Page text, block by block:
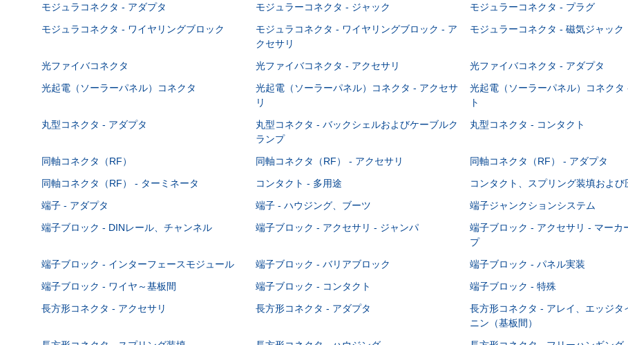
モジュラコネクタ - アダプタ モジュラーコネクタ - ジャック モジュラーコネクタ - プラグ
モジュラコネクタ - ワイヤリングブロック
モジュラコネクタ - ワイヤリングブロック - ア
クセサリ
モジュラーコネクタ - 磁気ジャック
光ファイバコネクタ 光ファイバコネクタ - アクセサリ 光ファイバコネクタ - アダプタ
光起電（ソーラーパネル）コネクタ
光起電（ソーラーパネル）コネクタ - アクセサ
リ
光起電（ソーラーパネル）コネクタ
ト
丸型コネクタ - アダプタ
丸型コネクタ - バックシェルおよびケーブルク
ランプ
丸型コネクタ - コンタクト
同軸コネクタ（RF） 同軸コネクタ（RF） - アクセサリ 同軸コネクタ（RF） - アダプタ
同軸コネクタ（RF） - ターミネータ
コンタクト - 多用途 コンタクト、スプリング装填および
端子 - アダプタ
端子 - ハウジング、ブーツ 端子ジャンクションシステム
端子ブロック - DINレール、チャンネル
端子ブロック - アクセサリ - ジャンパ
端子ブロック - アクセサリ - マーカ
プ
端子ブロック - インターフェースモジュール 端子ブロック - バリアブロック 端子ブロック - パネル実装
端子ブロック - ワイヤ～基板間
端子ブロック - コンタクト 端子ブロック - 特殊
長方形コネクタ - アクセサリ
長方形コネクタ - アダプタ
長方形コネクタ - アレイ、エッジタ
ニン（基板間）